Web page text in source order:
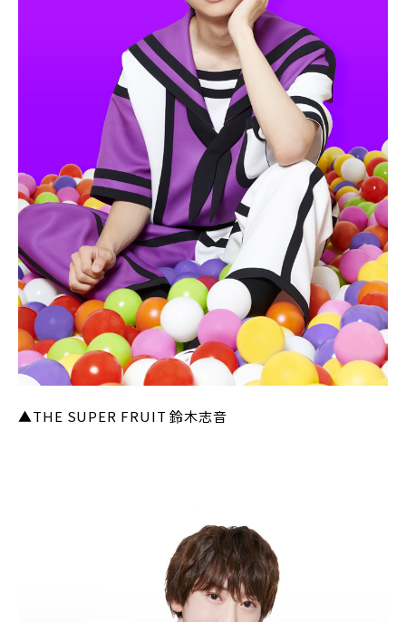
▲THE SUPER FRUIT 鈴木志音